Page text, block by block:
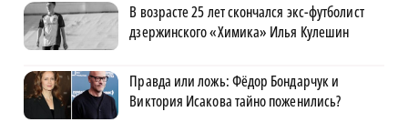
В возрасте 25 лет скончался экс-футболист
дзержинского «Химика» Илья Кулешин
Правда или ложь: Фёдор Бондарчук и
Виктория Исакова тайно поженились?